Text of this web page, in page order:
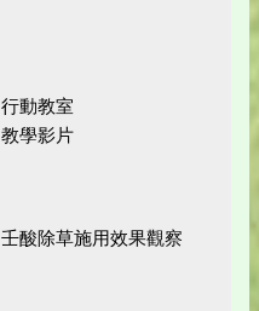
行動教室
教學影片
壬酸除草施用效果觀察